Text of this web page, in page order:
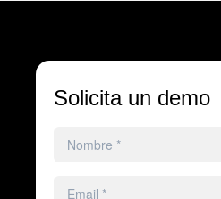
Solicita un demo